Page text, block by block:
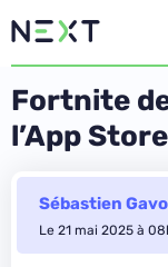
Fortnite
l’App
Sébastien
Le 21 mai 2025 à